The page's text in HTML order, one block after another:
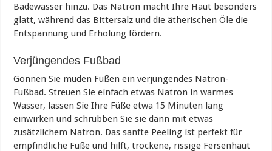
Badewasser hinzu. Das Natron macht Ihre Haut besonders
glatt, während das Bittersalz und die ätherischen Öle die
Entspannung und Erholung fördern.
Verjüngendes Fußbad
Gönnen Sie müden Füßen ein verjüngendes Natron-
Fußbad. Streuen Sie einfach etwas Natron in warmes
Wasser, lassen Sie Ihre Füße etwa 15 Minuten lang
einwirken und schrubben Sie sie dann mit etwas
zusätzlichem Natron. Das sanfte Peeling ist perfekt für
empfindliche Füße und hilft, trockene, rissige Fersenhaut